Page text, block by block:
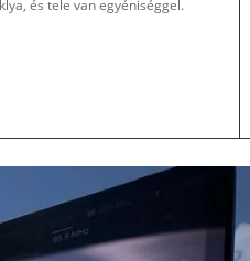
és tele van egyéniséggel.